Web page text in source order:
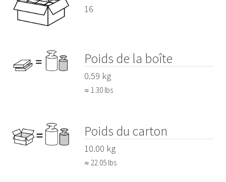
16
Poids de la boîte
0.59 kg
≈ 1.30 lbs
Poids du carton
10.00 kg
≈ 22.05 lbs